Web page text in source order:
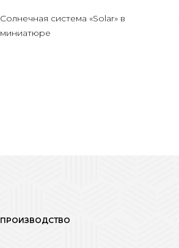
Солнечная система «Solar» в
миниатюре
ПРОИЗВОДСТВО